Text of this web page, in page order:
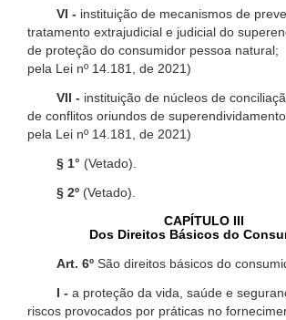
VI - instituição de mecanismos de
tratamento extrajudicial e judicial do
de proteção do consumidor pessoa
pela Lei nº 14.181, de 2021)
VII - instituição de núcleos de
de conflitos oriundos de
pela Lei nº 14.181, de 2021)
§ 1° (Vetado).
§ 2º (Vetado).
CAPÍTULO III
Dos Direitos Básicos do
Art. 6º São direitos básicos do
I - a proteção da vida, saúde e
riscos provocados por práticas no